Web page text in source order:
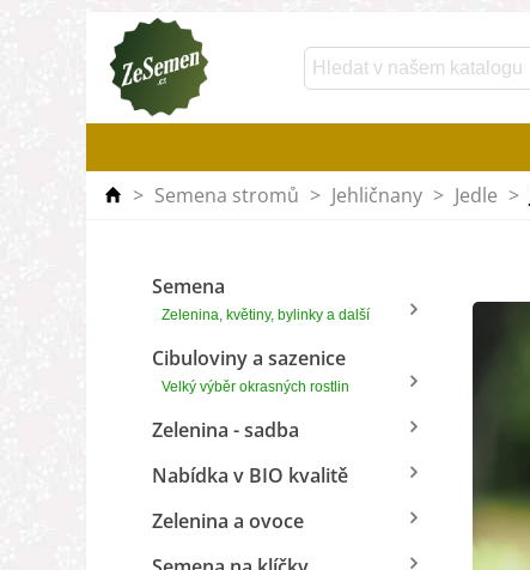
> Semena stromů > Jehličnany > Jedle >
Semena
Zelenina, květiny, bylinky a další
Cibuloviny a sazenice
Velký výběr okrasných rostlin
Zelenina - sadba
Nabídka v BIO kvalitě
Zelenina a ovoce